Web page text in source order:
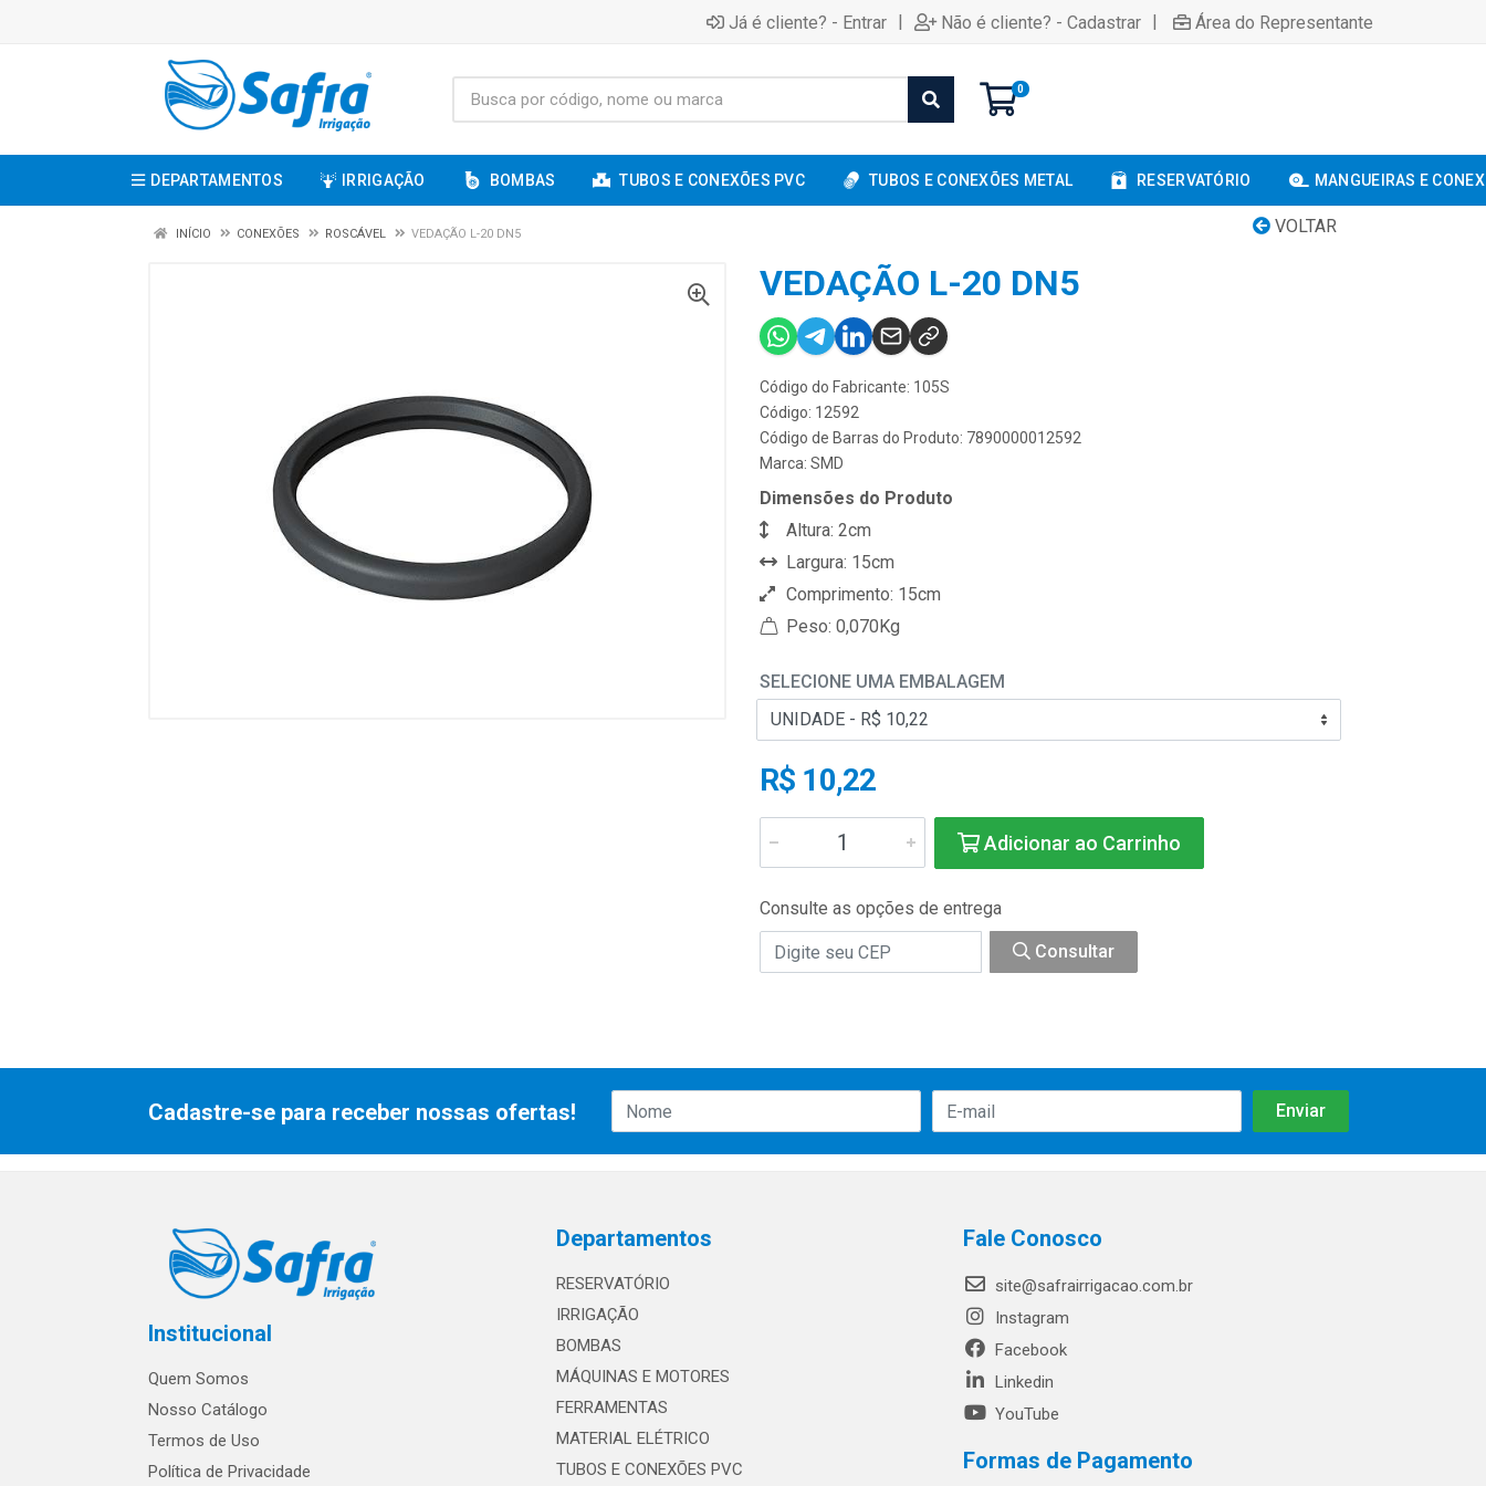
Já é cliente? - Entrar | Não é cliente? - Cadastrar | Área do Representante
0
DEPARTAMENTOS IRRIGAÇÃO BOMBAS TUBOS E CONEXÕES PVC TUBOS E CONEXÕES METAL RESERVATÓRIO MANGUEIRAS E
VOLTAR
INÍCIO CONEXÕES ROSCÁVEL VEDAÇÃO L-20 DN5
VEDAÇÃO L-20 DN5
Código do Fabricante: 105S
Código: 12592
Código de Barras do Produto: 7890000012592
Marca: SMD
Dimensões do Produto
Altura: 2cm
Largura: 15cm
Comprimento: 15cm
Peso: 0,070Kg
SELECIONE UMA EMBALAGEM
R$ 10,22
Adicionar ao Carrinho
Consulte as opções de entrega
Consultar
Cadastre-se para receber nossas ofertas!
Institucional
Quem Somos
Nosso Catálogo
Termos de Uso
Política de Privacidade
Departamentos
RESERVATÓRIO
IRRIGAÇÃO
BOMBAS
MÁQUINAS E MOTORES
FERRAMENTAS
MATERIAL ELÉTRICO
TUBOS E CONEXÕES PVC
Fale Conosco
site@safrairrigacao.com.br
Instagram
Facebook
Linkedin
YouTube
Formas de Pagamento